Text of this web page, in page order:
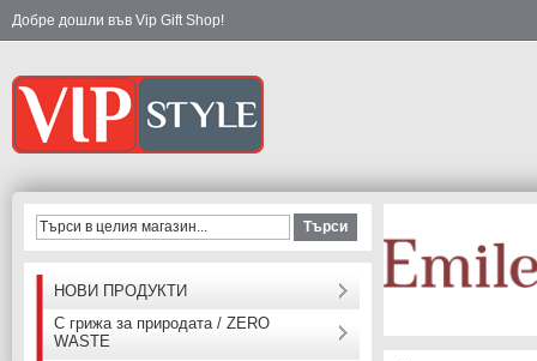
Добре дошли във Vip Gift Shop!
Търси
НОВИ ПРОДУКТИ
С грижа за природата / ZERO
WASTE